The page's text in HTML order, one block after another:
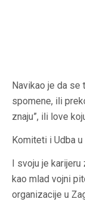
Navikao je da
spomene, ili
znaju”, ili love
Komiteti i Udba
I svoju je
kao mlad vojni
organizacije u